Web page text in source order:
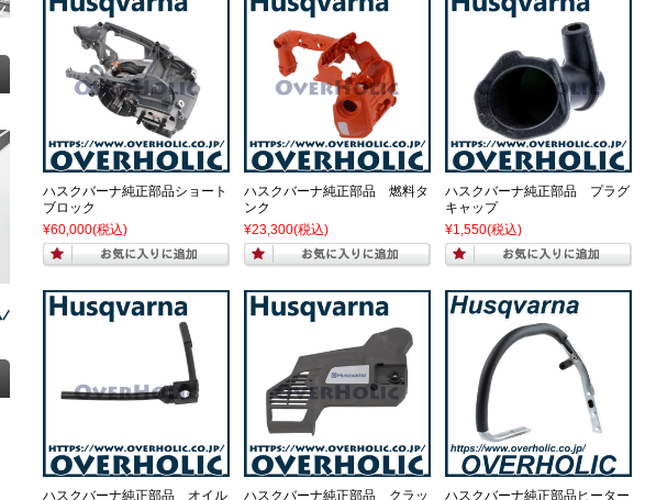
ハスクバーナ純正部品ショート
ブロック
¥60,000(税込)
ハスクバーナ純正部品 燃料タ
ンク
¥23,300(税込)
ハスクバーナ純正部品 プラグ
キャップ
¥1,550(税込)
ハスクバーナ純正部品 オイル ハスクバーナ純正部品 クラッ ハスクバーナ純正部品ヒーター